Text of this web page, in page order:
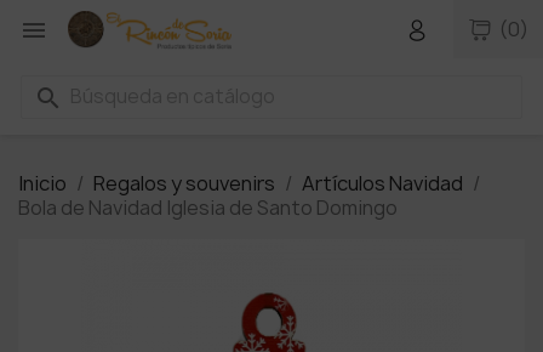
 (0)
search
Inicio Regalos y souvenirs
Artículos Navidad
Bola de Navidad Iglesia de Santo Domingo